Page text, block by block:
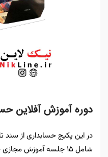
دوره آموزش آفلاین
در این پکیج حسابداری از سند
شامل 15 جلسه آموزش